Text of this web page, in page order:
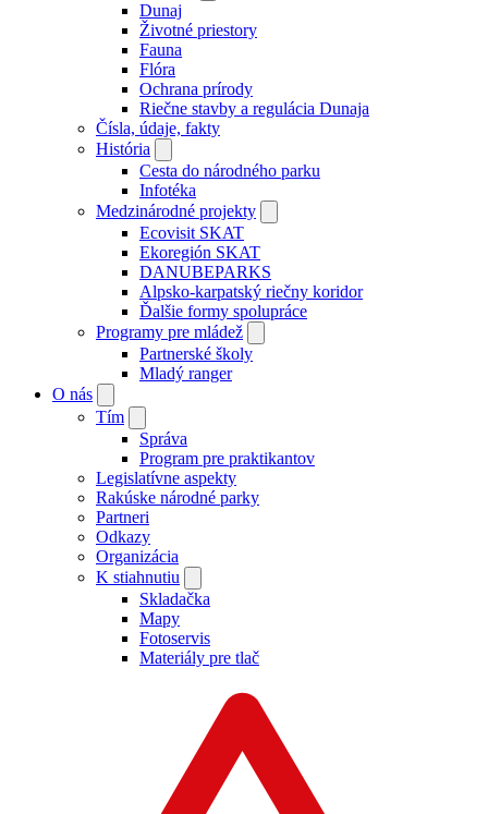
Dunaj
Životné priestory
Fauna
Flóra
Ochrana prírody
Riečne stavby a regulácia Dunaja
Čísla, údaje, fakty
História
Cesta do národného parku
Infotéka
Medzinárodné projekty
Ecovisit SKAT
Ekoregión SKAT
DANUBEPARKS
Alpsko-karpatský riečny koridor
Ďalšie formy spolupráce
Programy pre mládež
Partnerské školy
Mladý ranger
O nás
Tím
Správa
Program pre praktikantov
Legislatívne aspekty
Rakúske národné parky
Partneri
Odkazy
Organizácia
K stiahnutiu
Skladačka
Mapy
Fotoservis
Materiály pre tlač